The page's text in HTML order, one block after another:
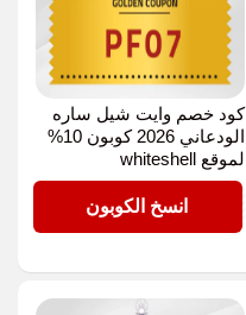
كود خصم وايت شيل ساره
الودعاني 2026 كوبون 10%
لموقع whiteshell
PF07انسخ الكوبون